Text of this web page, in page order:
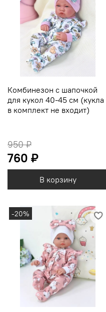
Комбинезон с шапочкой
для кукол 40-45 см (кукла
в комплект не входит)
950 ₽
760 ₽
В корзину
-20%